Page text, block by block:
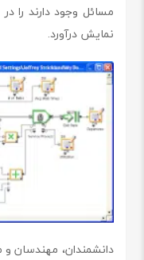
مسائل وجود دارند را
نمایش درآورد.
دانشمندان، مهندسان و